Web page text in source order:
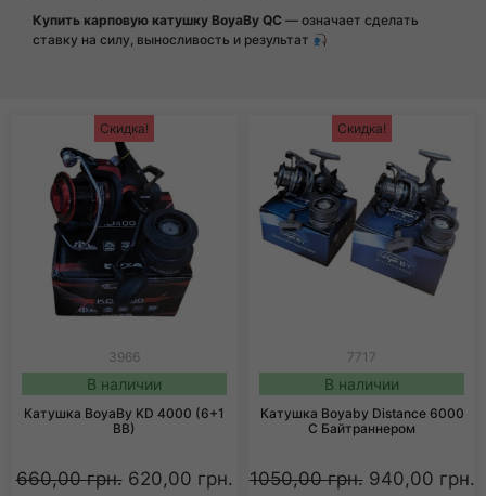
Купить карповую катушку BoyaBy QC — означает сделать
ставку на силу, выносливость и результат
Скидка!
3966
В наличии
Катушка BoyaBy KD 4000 (6+1
BB)
660,00грн. 620,00 грн.
Скидка!
7717
В наличии
Катушка Boyaby Distance 6000
С Байтраннером
1050,00грн. 940,00 грн.